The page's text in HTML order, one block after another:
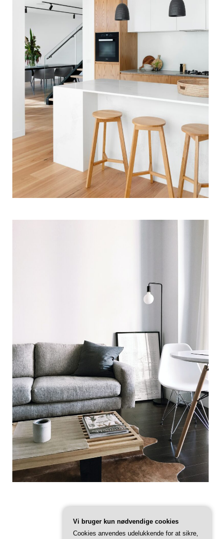
Vi bruger kun nødvendige cookies
Cookies anvendes udelukkende for at sikre,